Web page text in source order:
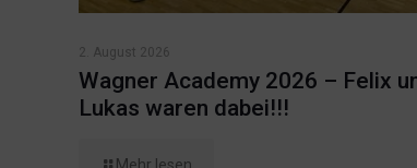
2. August 2026
Wagner Academy 2026 – Felix
Lukas waren dabei!!!